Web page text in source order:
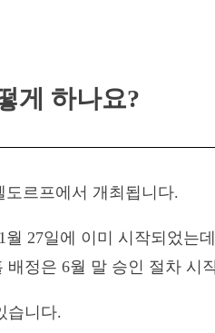
게 하나요?
도르프에서 개최됩니다.
월 27일에 이미 시작되었
정은 6월 말 승인 절차
습니다.